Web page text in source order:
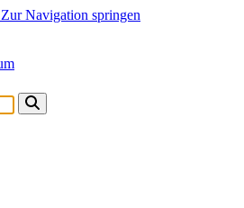
Zur Navigation springen